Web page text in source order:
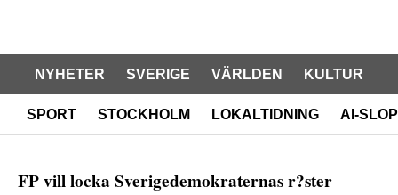
NYHETER SVERIGE VÄRLDEN KULTUR
SPORT STOCKHOLM LOKALTIDNING AI-SLOP
FP vill locka Sverigedemokraternas r?ster